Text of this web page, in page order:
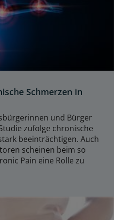
Schmerzen in
und Bürger
zufolge chronische
beeinträchtigen. Auch
scheinen beim so
Pain eine Rolle zu